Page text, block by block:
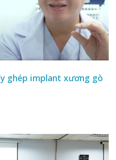
ghép implant xương gò